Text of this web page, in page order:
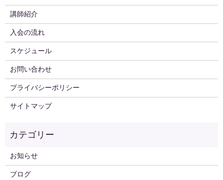
講師紹介
入会の流れ
スケジュール
お問い合わせ
プライバシーポリシー
サイトマップ
お知らせ
ブログ